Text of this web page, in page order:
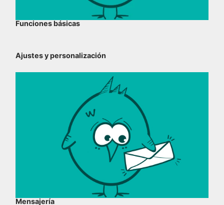
Funciones básicas
Ajustes y personalización
Mensajería